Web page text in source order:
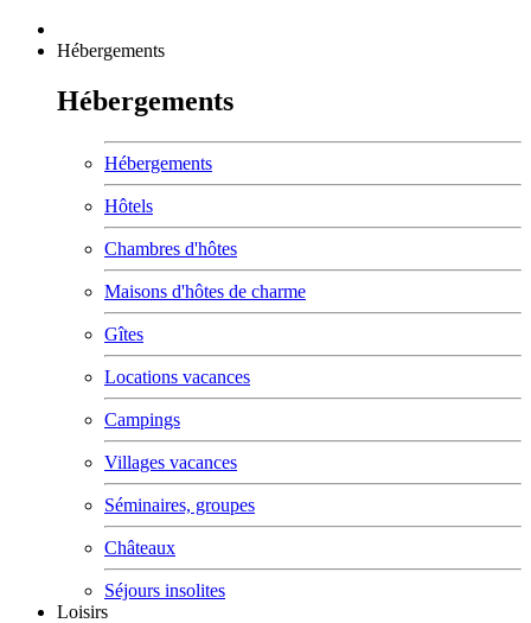
Hébergements
Hébergements
Hébergements
Hôtels
Chambres d'hôtes
Maisons d'hôtes de charme
Gîtes
Locations vacances
Campings
Villages vacances
Séminaires, groupes
Châteaux
Séjours insolites
Loisirs